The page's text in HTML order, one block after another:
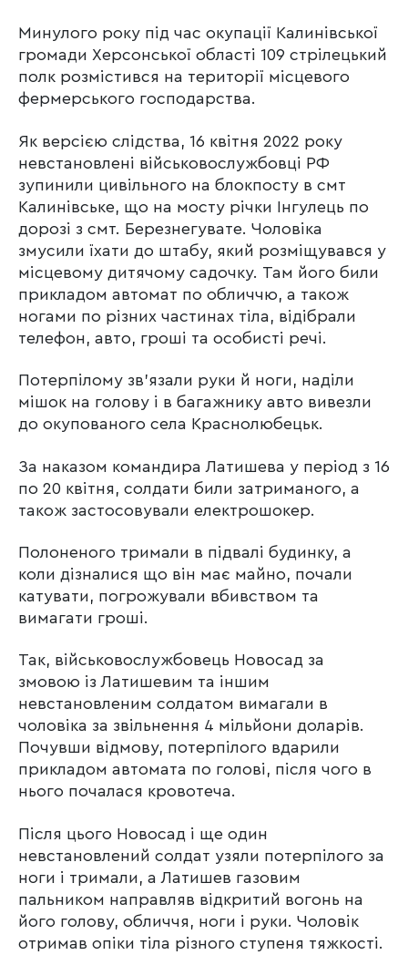
Минулого року під час окупації Калинівської
громади Херсонської області 109 стрілецький
полк розмістився на території місцевого
фермерського господарства.
Як версією слідства, 16 квітня 2022 року
невстановлені військовослужбовці РФ
зупинили цивільного на блокпосту в смт
Калинівське, що на мосту річки Інгулець по
дорозі з смт. Березнегувате. Чоловіка
змусили їхати до штабу, який розміщувався у
місцевому дитячому садочку. Там його били
прикладом автомат по обличчю, а також
ногами по різних частинах тіла, відібрали
телефон, авто, гроші та особисті речі.
Потерпілому зв’язали руки й ноги, наділи
мішок на голову і в багажнику авто вивезли
до окупованого села Краснолюбецьк.
За наказом командира Латишева у період з 16
по 20 квітня, солдати били затриманого, а
також застосовували електрошокер.
Полоненого тримали в підвалі будинку, а
коли дізналися що він має майно, почали
катувати, погрожували вбивством та
вимагати гроші.
Так, військовослужбовець Новосад за
змовою із Латишевим та іншим
невстановленим солдатом вимагали в
чоловіка за звільнення 4 мільйони доларів.
Почувши відмову, потерпілого вдарили
прикладом автомата по голові, після чого в
нього почалася кровотеча.
Після цього Новосад і ще один
невстановлений солдат узяли потерпілого за
ноги і тримали, а Латишев газовим
пальником направляв відкритий вогонь на
його голову, обличчя, ноги і руки. Чоловік
отримав опіки тіла різного ступеня тяжкості.